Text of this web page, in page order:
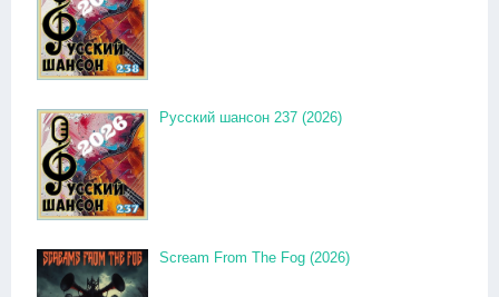
Русский шансон 237 (2026)
Scream From The Fog (2026)